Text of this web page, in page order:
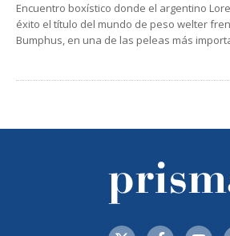
Encuentro boxístico donde el argentino
éxito el título del mundo de peso welter
Bumphus, en una de las peleas más